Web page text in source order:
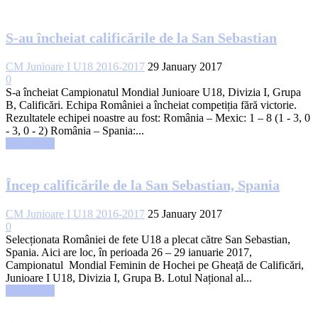
S-au încheiat calificările de la San Sebastian
CM Junioare I U18 2016-2017 29 January 2017
0
S-a încheiat Campionatul Mondial Junioare U18, Divizia I, Grupa
B, Calificări. Echipa României a încheiat competiția fără victorie.
Rezultatele echipei noastre au fost: România – Mexic: 1 – 8 (1 - 3, 0
- 3, 0 - 2) România – Spania:...
Încep calificările de la San Sebastian, Spania
CM Junioare I U18 2016-2017 25 January 2017
0
Selecționata României de fete U18 a plecat către San Sebastian,
Spania. Aici are loc, în perioada 26 – 29 ianuarie 2017,
Campionatul Mondial Feminin de Hochei pe Gheață de Calificări,
Junioare I U18, Divizia I, Grupa B. Lotul Național al...